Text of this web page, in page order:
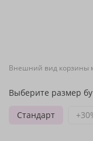
Внешний вид корзины
Выберите размер
Стандарт